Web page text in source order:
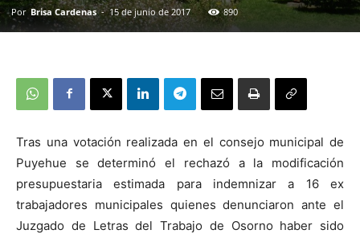
Por Brisa Cardenas - 15 de junio de 2017 890
Tras una votación realizada en el consejo municipal de
Puyehue se determinó el rechazó a la modificación
presupuestaria estimada para indemnizar a 16 ex
trabajadores municipales quienes denunciaron ante el
Juzgado de Letras del Trabajo de Osorno haber sido